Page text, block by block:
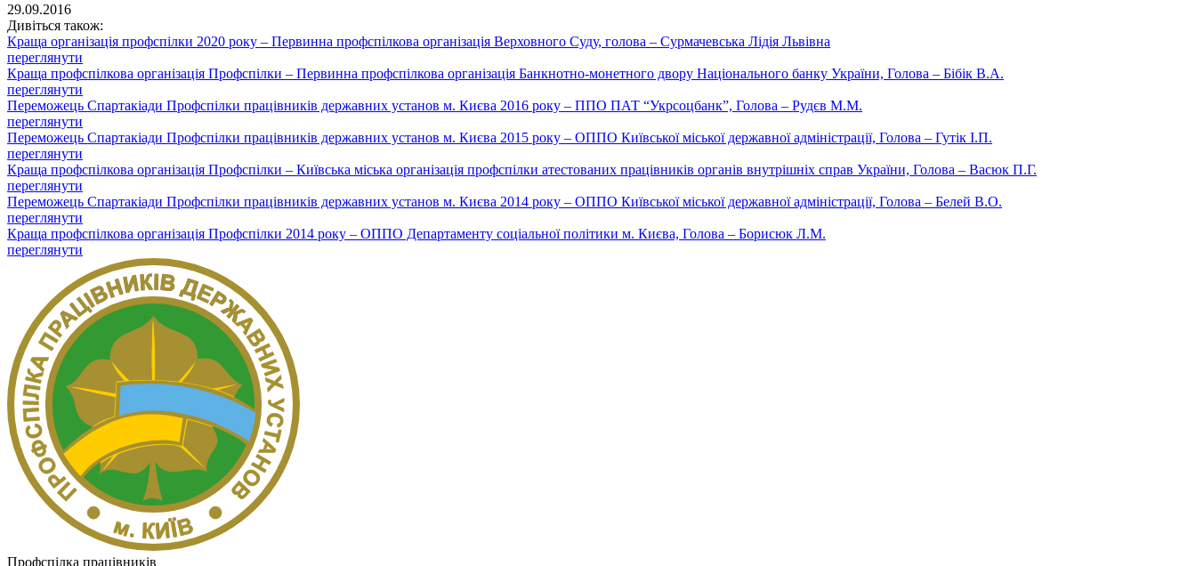
29.09.2016
Дивіться також:
Краща організація профспілки 2020 року – Первинна профспілкова організація Верховного Суду, голова – Сурмачевська Лідія Львівна
переглянути
Краща профспілкова організація Профспілки – Первинна профспілкова організація Банкнотно-монетного двору Національного банку України, Голова – Бібік В.А.
переглянути
Переможець Спартакіади Профспілки працівників державних установ м. Києва 2016 року – ППО ПАТ “Укрсоцбанк”, Голова – Рудєв М.М.
переглянути
Переможець Спартакіади Профспілки працівників державних установ м. Києва 2015 року – ОППО Київської міської державної адміністрації, Голова – Гутік І.П.
переглянути
Краща профспілкова організація Профспілки – Київська міська організація профспілки атестованих працівників органів внутрішніх справ України, Голова – Васюк П.Г.
переглянути
Переможець Спартакіади Профспілки працівників державних установ м. Києва 2014 року – ОППО Київської міської державної адміністрації, Голова – Белей В.О.
переглянути
Краща профспілкова організація Профспілки 2014 року – ОППО Департаменту соціальної політики м. Києва, Голова – Борисюк Л.М.
переглянути
Профспілка працівників